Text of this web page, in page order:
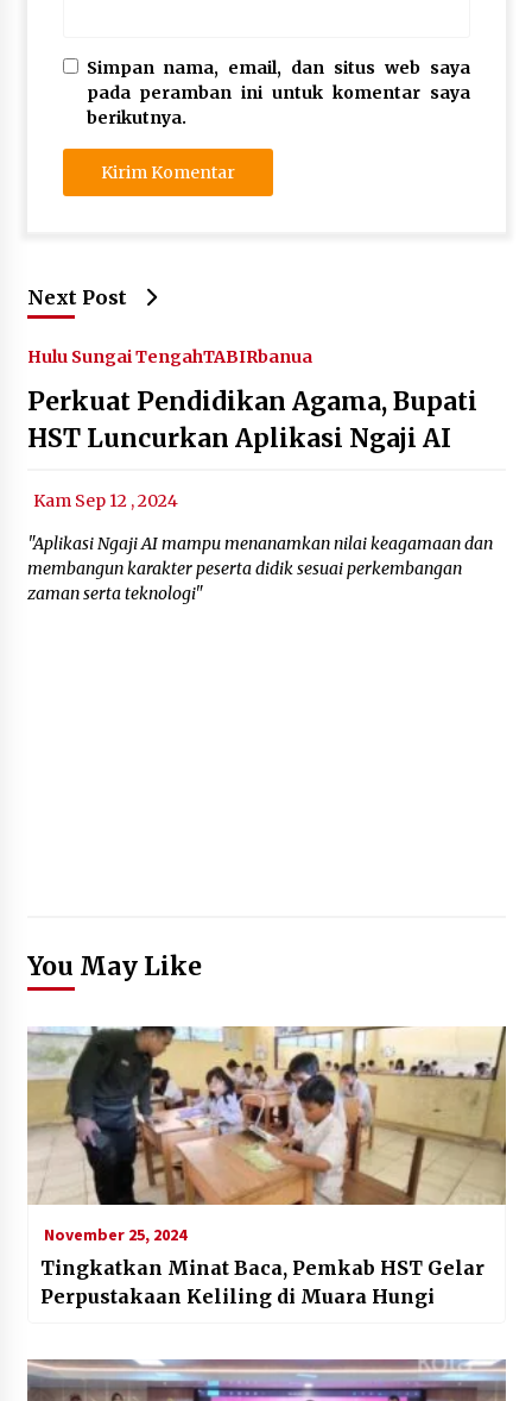
Simpan nama, email, dan situs web saya
pada peramban ini untuk komentar saya
berikutnya.
Next Post
Hulu Sungai TengahTABIRbanua
Perkuat Pendidikan Agama, Bupati
HST Luncurkan Aplikasi Ngaji AI
Kam Sep 12 , 2024
"Aplikasi Ngaji AI mampu menanamkan nilai keagamaan dan
membangun karakter peserta didik sesuai perkembangan
zaman serta teknologi"
You May Like
November 25, 2024
Tingkatkan Minat Baca, Pemkab HST Gelar
Perpustakaan Keliling di Muara Hungi